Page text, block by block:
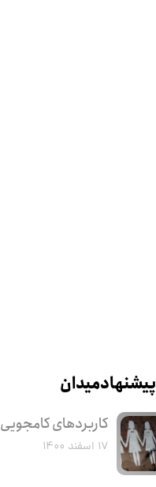
پیشنهاد میدان
کاربرد‌های کامجویی
۱۷ اسفند ۱۴۰۰